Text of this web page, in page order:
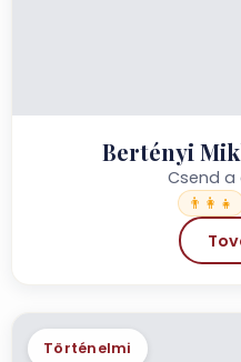
Bertényi
Csend a
👨‍👩‍👧
Történelmi